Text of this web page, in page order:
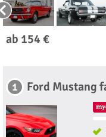
ab 154 €
1 Ford Mustang